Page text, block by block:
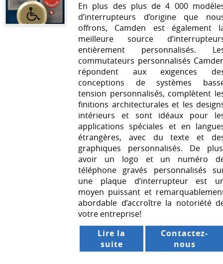
En plus des plus de 4 000
d’interrupteurs d’origine que
offrons, Camden est également
meilleure source
entièrement personnalisés.
commutateurs personnalisés
répondent aux exigences
conceptions de systèmes
tension personnalisés, complètent
finitions architecturales et les
intérieurs et sont idéaux pour
applications spéciales et en
étrangères, avec du texte et
graphiques personnalisés. De
avoir un logo et un numéro
téléphone gravés personnalisés
une plaque d’interrupteur est
moyen puissant et
abordable d’accroître la notoriété
votre entreprise!
Lire la
suite
Contactez-
nous